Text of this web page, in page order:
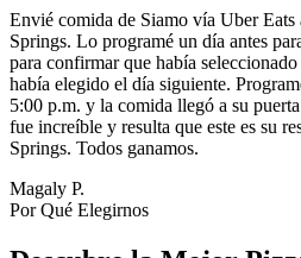
Envié comida de Siamo vía Uber Eats
Springs. Lo programé un día antes
para confirmar que había
había elegido el día siguiente.
5:00 p.m. y la comida llegó a su
fue increíble y resulta que este es su
Springs. Todos ganamos.
Magaly P.
Por Qué Elegirnos